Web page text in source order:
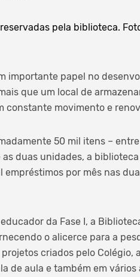
pela biblioteca.
importante papel no
que um local de
constante movimento e
50 mil itens –
duas unidades, a
empréstimos por mês nas
da Fase I, a
o alicerce para a
criados pelo
de aula e também em vários